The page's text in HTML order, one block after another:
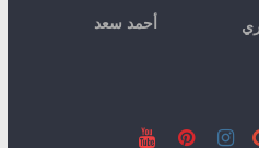
أحمد سعد